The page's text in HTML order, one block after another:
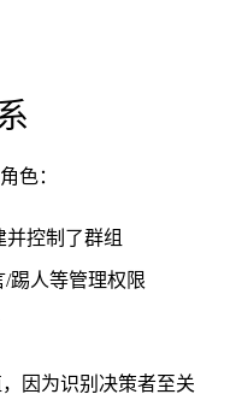
色：
并控制了群组
/踢人等管理权限
因为识别决策者至关